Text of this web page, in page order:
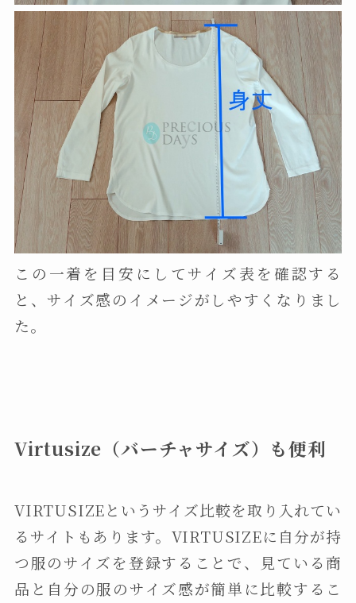
この一着を目安にしてサイズ表を確認する
と、サイズ感のイメージがしやすくなりまし
た。
Virtusize（バーチャサイズ）も便利
VIRTUSIZEというサイズ比較を取り入れてい
るサイトもあります。VIRTUSIZEに自分が持
つ服のサイズを登録することで、見ている商
品と自分の服のサイズ感が簡単に比較するこ